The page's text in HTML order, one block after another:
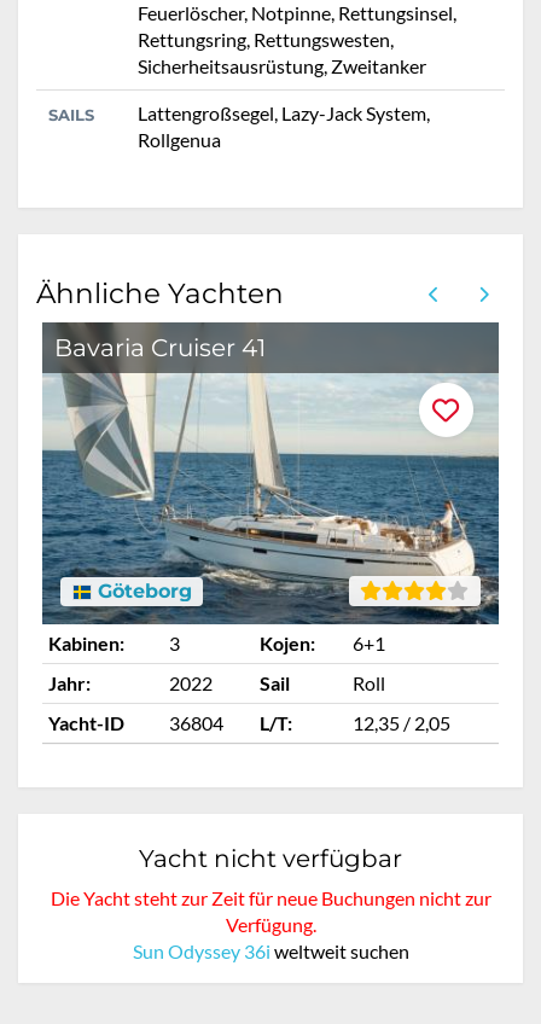
Feuerlöscher, Notpinne, Rettungsinsel,
Rettungsring, Rettungswesten,
Sicherheitsausrüstung, Zweitanker
SAILS
Lattengroßsegel, Lazy-Jack System,
Rollgenua
Ähnliche Yachten
Bavaria Cruiser 41
Göteborg
Kabinen: 3 Kojen:
6+1
Jahr:
2022 Sail
Roll
Yacht-ID
36804 L/T: 12,35 / 2,05
Yacht nicht verfügbar
Die Yacht steht zur Zeit für neue Buchungen nicht zur
Verfügung.
Sun Odyssey 36i weltweit suchen